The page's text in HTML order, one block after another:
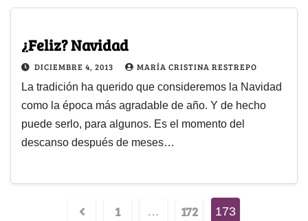
¿Feliz? Navidad
DICIEMBRE 4, 2013 MARÍA CRISTINA RESTREPO
La tradición ha querido que consideremos la Navidad
como la época más agradable de año. Y de hecho
puede serlo, para algunos. Es el momento del
descanso después de meses…
1 … 172 173